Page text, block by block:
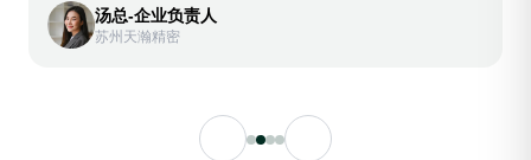
汤总-企业负责人
苏州天瀚精密